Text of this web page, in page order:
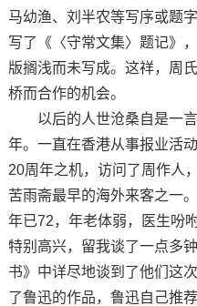
马幼渔、刘半农等写序或题
写了《〈守常文集〉题记》
版搁浅而未写成。这祥，周
桥而合作的机会。
以后的人世沧桑自是一言
年。一直在香港从事报业活
20周年之机，访问了周作人
苦雨斋最早的海外来客之一
年已72，年老体弱，医生吩
特别高兴，留我谈了一点多
书》中详尽地谈到了他们这
了鲁迅的作品，鲁迅自己推